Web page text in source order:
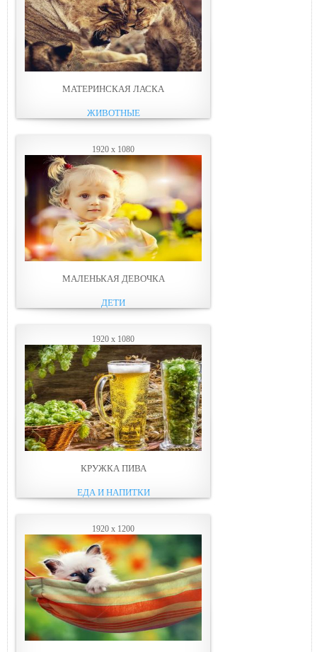
МАТЕРИНСКАЯ ЛАСКА
ЖИВОТНЫЕ
1920 x 1080
МАЛЕНЬКАЯ ДЕВОЧКА
ДЕТИ
1920 x 1080
КРУЖКА ПИВА
ЕДА И НАПИТКИ
1920 x 1200